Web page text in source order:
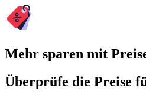
Mehr sparen mit
Überprüfe die Preise